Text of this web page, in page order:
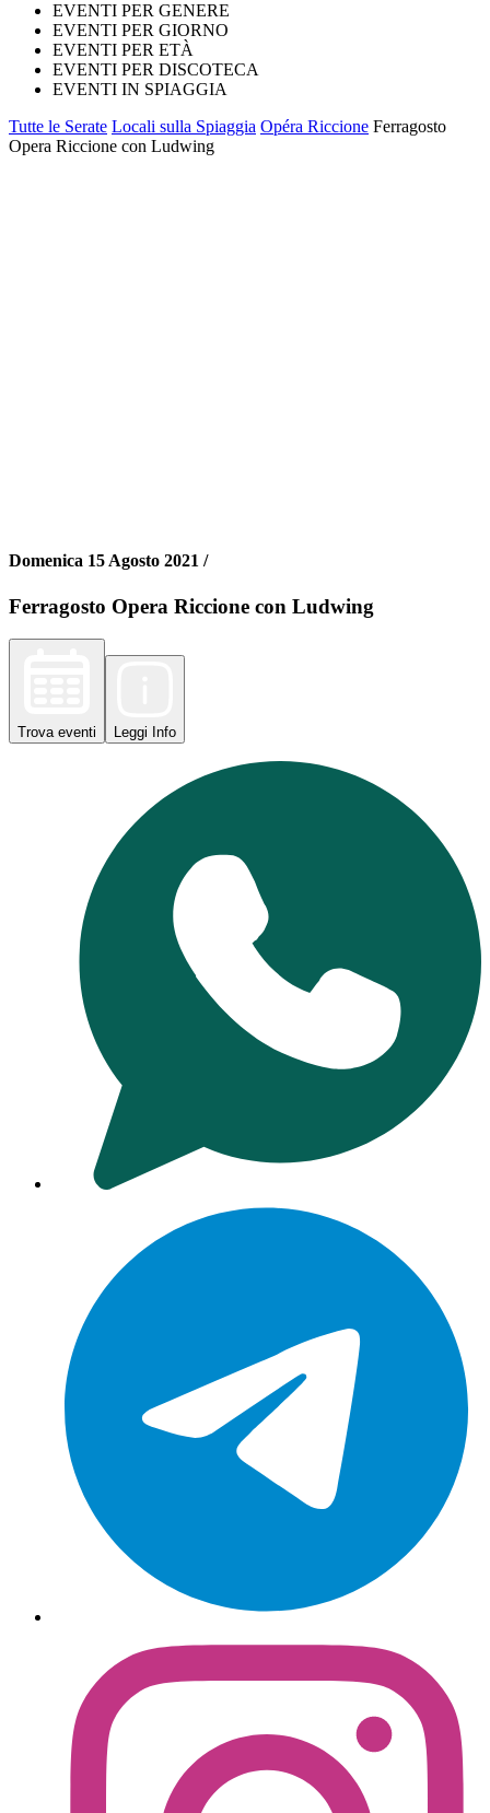
EVENTI PER GENERE
EVENTI PER GIORNO
EVENTI PER ETÀ
EVENTI PER DISCOTECA
EVENTI IN SPIAGGIA
Tutte le Serate Locali sulla Spiaggia Opéra Riccione Ferragosto
Opera Riccione con Ludwing
Domenica 15 Agosto 2021 /
Ferragosto Opera Riccione con Ludwing
Trova eventi Leggi Info